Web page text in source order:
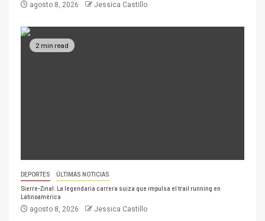
agosto 8, 2026 Jessica Castillo
2 min read
DEPORTES ÚLTIMAS NOTICIAS
Sierre-Zinal: La legendaria carrera suiza que impulsa el trail running en
Latinoamérica
agosto 8, 2026 Jessica Castillo